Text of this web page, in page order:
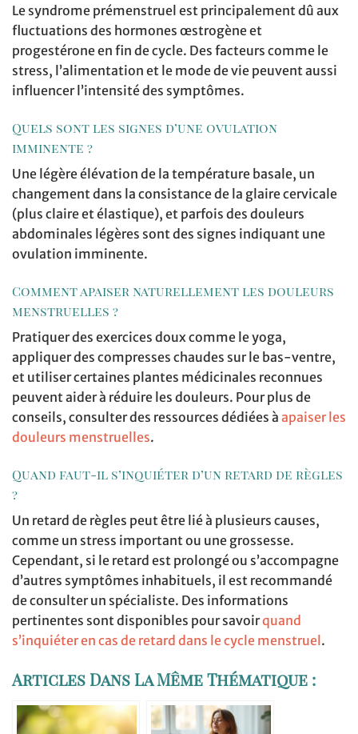
Le syndrome prémenstruel est principalement dû aux
fluctuations des hormones œstrogène et
progestérone en fin de cycle. Des facteurs comme le
stress, l’alimentation et le mode de vie peuvent aussi
influencer l’intensité des symptômes.
Quels sont les signes d’une ovulation
imminente ?
Une légère élévation de la température basale, un
changement dans la consistance de la glaire cervicale
(plus claire et élastique), et parfois des douleurs
abdominales légères sont des signes indiquant une
ovulation imminente.
Comment apaiser naturellement les douleurs
menstruelles ?
Pratiquer des exercices doux comme le yoga,
appliquer des compresses chaudes sur le bas-ventre,
et utiliser certaines plantes médicinales reconnues
peuvent aider à réduire les douleurs. Pour plus de
conseils, consulter des ressources dédiées à apaiser les
douleurs menstruelles.
Quand faut-il s’inquiéter d’un retard de règles
?
Un retard de règles peut être lié à plusieurs causes,
comme un stress important ou une grossesse.
Cependant, si le retard est prolongé ou s’accompagne
d’autres symptômes inhabituels, il est recommandé
de consulter un spécialiste. Des informations
pertinentes sont disponibles pour savoirquand
s’inquiéter en cas de retard dans le cycle menstruel.
Articles Dans La Même Thématique :